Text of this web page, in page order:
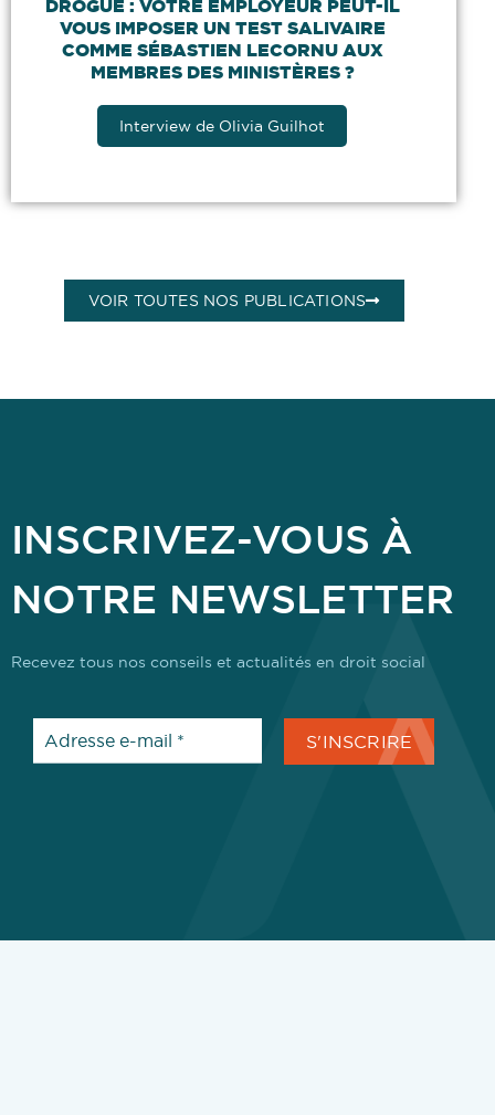
DROGUE : VOTRE EMPLOYEUR PEUT-IL
VOUS IMPOSER UN TEST SALIVAIRE
COMME SÉBASTIEN LECORNU AUX
MEMBRES DES MINISTÈRES ?
Interview de Olivia Guilhot
VOIR TOUTES NOS PUBLICATIONS
INSCRIVEZ-VOUS À
NOTRE NEWSLETTER
Recevez tous nos conseils et actualités en droit social